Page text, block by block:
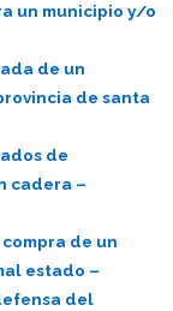
un municipio y/o
de un
de santa
de
cadera –
de un
estado –
del